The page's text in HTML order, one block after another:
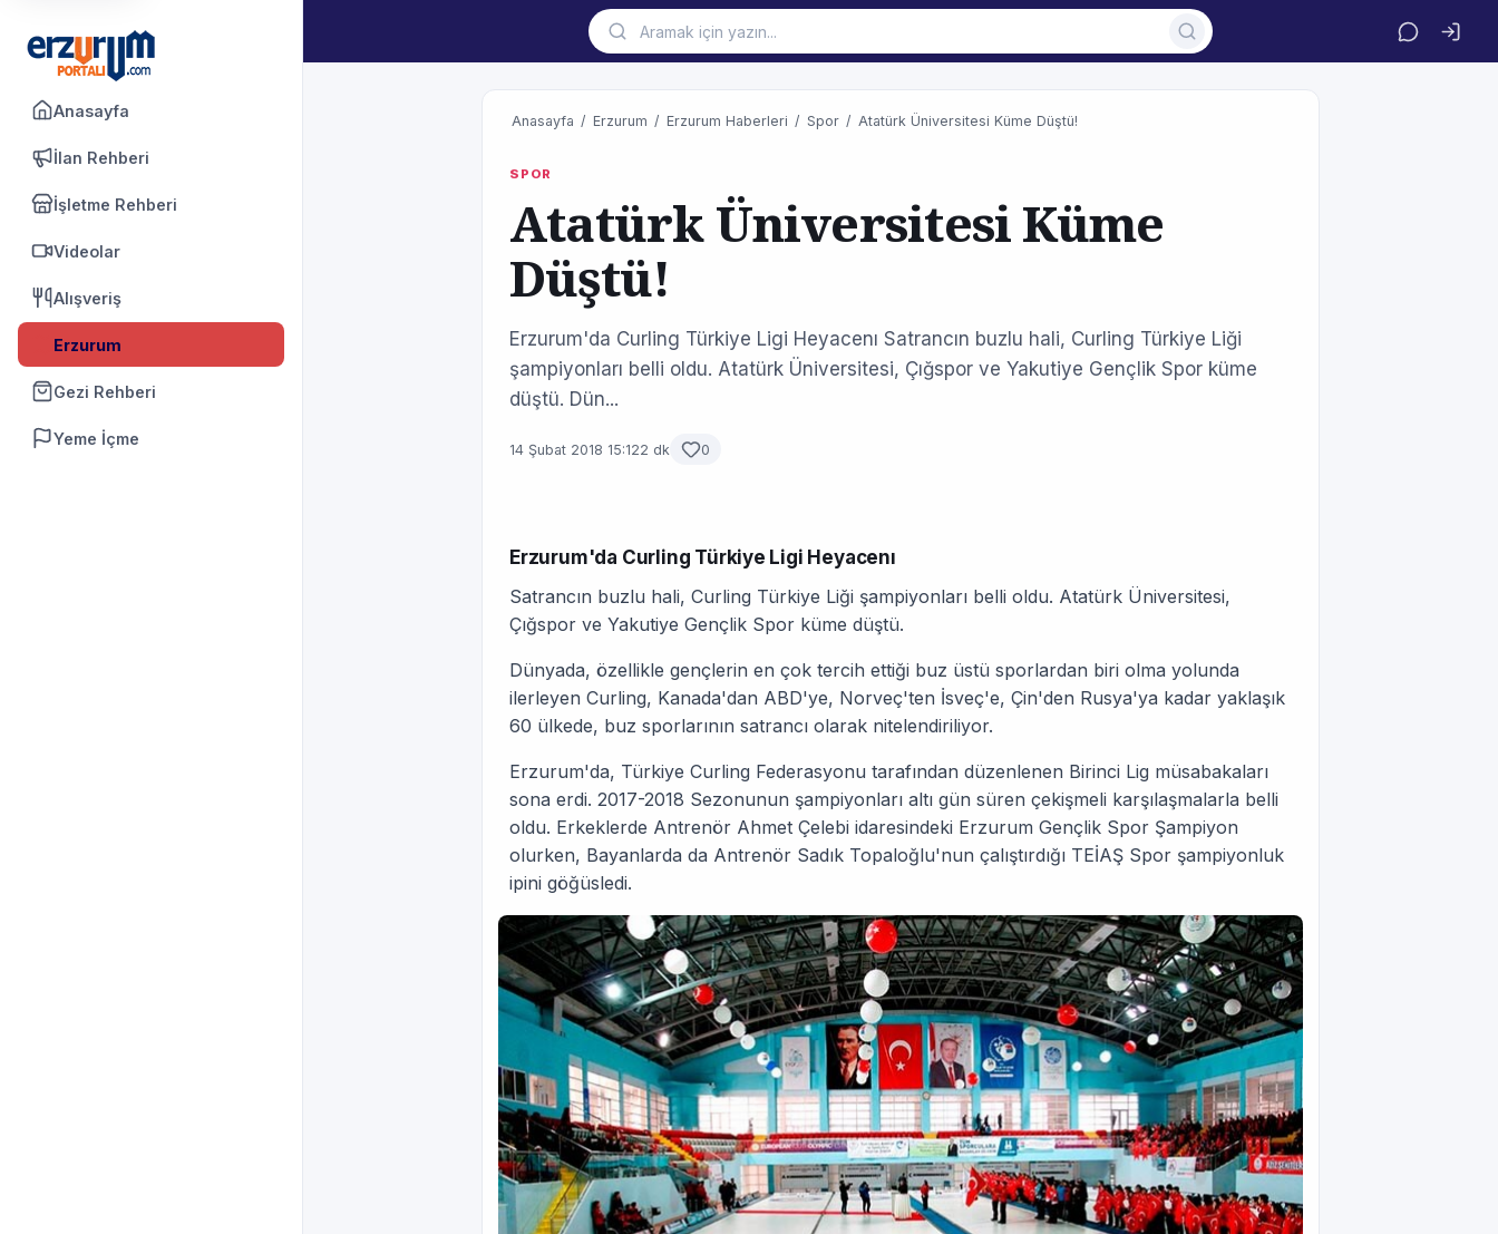
Anasayfa
İlan Rehberi
İşletme Rehberi
Videolar
Alışveriş
Erzurum
Gezi Rehberi
Yeme İçme
Anasayfa / Erzurum / Erzurum Haberleri / Spor / Atatürk Üniversitesi Küme Düştü!
SPOR
Atatürk Üniversitesi Küme
Düştü!
Erzurum'da Curling Türkiye Ligi Heyacenı Satrancın buzlu hali, Curling Türkiye Liği
şampiyonları belli oldu. Atatürk Üniversitesi, Çığspor ve Yakutiye Gençlik Spor küme
düştü. Dün...
14 Şubat 2018 15:122 dk 0
Erzurum'da Curling Türkiye Ligi Heyacenı
Satrancın buzlu hali, Curling Türkiye Liği şampiyonları belli oldu. Atatürk Üniversitesi,
Çığspor ve Yakutiye Gençlik Spor küme düştü.
Dünyada, özellikle gençlerin en çok tercih ettiği buz üstü sporlardan biri olma yolunda
ilerleyen Curling, Kanada'dan ABD'ye, Norveç'ten İsveç'e, Çin'den Rusya'ya kadar yaklaşık
60 ülkede, buz sporlarının satrancı olarak nitelendiriliyor.
Erzurum'da, Türkiye Curling Federasyonu tarafından düzenlenen Birinci Lig müsabakaları
sona erdi. 2017-2018 Sezonunun şampiyonları altı gün süren çekişmeli karşılaşmalarla belli
oldu. Erkeklerde Antrenör Ahmet Çelebi idaresindeki Erzurum Gençlik Spor Şampiyon
olurken, Bayanlarda da Antrenör Sadık Topaloğlu'nun çalıştırdığı TEİAŞ Spor şampiyonluk
ipini göğüsledi.